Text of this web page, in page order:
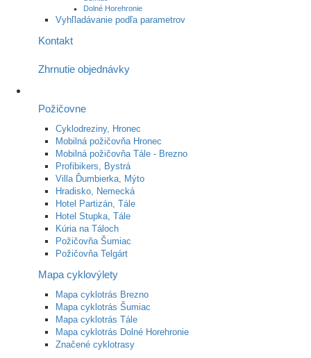
Dolné Horehronie
Vyhľladávanie podľa parametrov
Kontakt
Zhrnutie objednávky
Požičovne
Cyklodreziny, Hronec
Mobilná požičovňa Hronec
Mobilná požičovňa Tále - Brezno
Profibikers, Bystrá
Villa Ďumbierka, Mýto
Hradisko, Nemecká
Hotel Partizán, Tále
Hotel Stupka, Tále
Kúria na Táloch
Požičovňa Šumiac
Požičovňa Telgárt
Mapa cyklovýlety
Mapa cyklotrás Brezno
Mapa cyklotrás Šumiac
Mapa cyklotrás Tále
Mapa cyklotrás Dolné Horehronie
Značené cyklotrasy